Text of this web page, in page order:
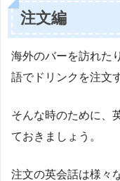
注文編
海外のバーを訪れた
語でドリンクを注文
そんな時のために、
ておきましょう。
注文の英会話は様々